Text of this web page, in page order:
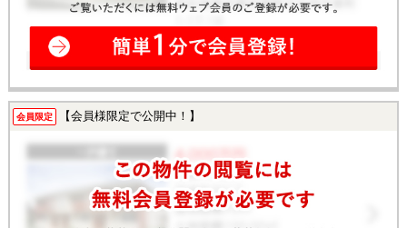
会員限定 【会員様限定で公開中！】